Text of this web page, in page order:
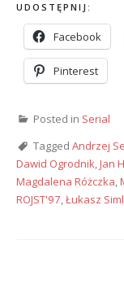
UDOSTĘPNIJ:
Facebook
Pinterest
Posted in Serial
Tagged Andrzej
Dawid Ogrodnik,Jan
Magdalena Różczka,
ROJST'97,Łukasz